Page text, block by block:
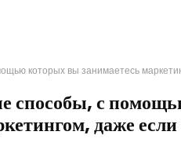
которых вы занимаетесь
способы, с
даже